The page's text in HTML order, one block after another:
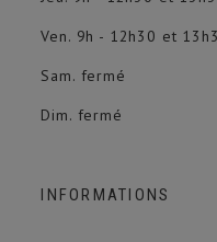
Ven. 9h - 12h30 et
Sam. fermé
Dim. fermé
INFORMATIONS